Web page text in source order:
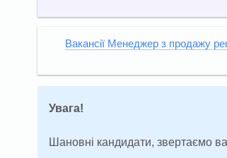
Вакансії Менеджер з продажу
Увага!
Шановні кандидати, звертаємо